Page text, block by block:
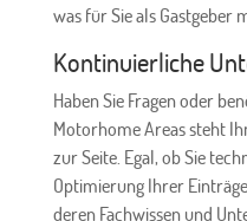
was für Sie als Gastgeber
Kontinuierliche
Haben Sie Fragen oder
Motorhome Areas steht
zur Seite. Egal, ob Sie
Optimierung Ihrer
deren Fachwissen und